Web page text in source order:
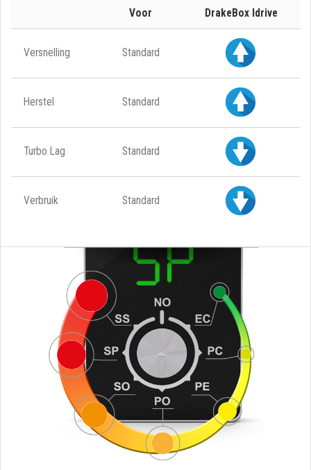
Voor DrakeBox Idrive
Versnelling Standard
Herstel Standard
Turbo Lag Standard
Verbruik Standard